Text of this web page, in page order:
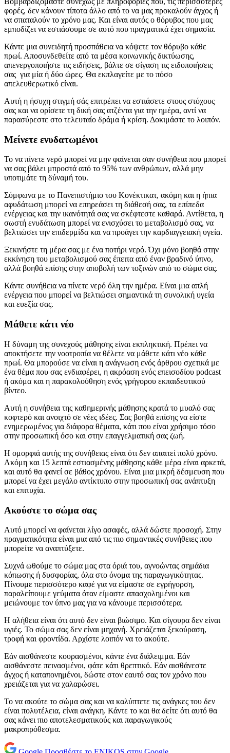
φορές, δεν κάνουν τίποτα άλλο από το να μας προκαλούν άγχος ή
να σπαταλούν το χρόνο μας. Και είναι αυτός ο θόρυβος που μας
εμποδίζει να εστιάσουμε σε αυτό που πραγματικά έχει σημασία.
Κάντε μια συνειδητή προσπάθεια να κόψετε τον θόρυβο κάθε
πρωί. Αποσυνδεθείτε από τα μέσα κοινωνικής δικτύωσης,
απενεργοποιήστε τις ειδήσεις, βάλτε σε σίγαση τις ειδοποιήσεις
σας για μία ή δύο ώρες. Θα εκπλαγείτε με το πόσο
απελευθερωτικό είναι.
Αυτή η ήσυχη στιγμή σάς επιτρέπει να εστιάσετε στους στόχους
σας και να ορίσετε τη δική σας ατζέντα για την ημέρα, αντί να
παρασύρεστε στο τελευταίο δράμα ή κρίση. Δοκιμάστε το λοιπόν.
Μείνετε ενυδατωμένοι
Το να πίνετε νερό μπορεί να μην φαίνεται σαν συνήθεια που μπορεί
να σας βάλει μπροστά από το 95% των ανθρώπων, αλλά μην
υποτιμάτε τη δύναμή του.
Σύμφωνα με το Πανεπιστήμιο του Κονέκτικατ, ακόμη και η ήπια
αφυδάτωση μπορεί να επηρεάσει τη διάθεσή σας, τα επίπεδα
ενέργειας και την ικανότητά σας να σκέφτεστε καθαρά. Αντίθετα, η
σωστή ενυδάτωση μπορεί να ενισχύσει το μεταβολισμό σας, να
βελτιώσει την επιδερμίδα και να προάγει την καρδιαγγειακή υγεία.
Ξεκινήστε τη μέρα σας με ένα ποτήρι νερό. Όχι μόνο βοηθά στην
εκκίνηση του μεταβολισμού σας έπειτα από έναν βραδινό ύπνο,
αλλά βοηθά επίσης στην αποβολή των τοξινών από το σώμα σας.
Κάντε συνήθεια να πίνετε νερό όλη την ημέρα. Είναι μια απλή
ενέργεια που μπορεί να βελτιώσει σημαντικά τη συνολική υγεία
και ευεξία σας.
Μάθετε κάτι νέο
Η δύναμη της συνεχούς μάθησης είναι εκπληκτική. Πρέπει να
αποκτήσετε την νοοτροπία να θέλετε να μάθετε κάτι νέο κάθε
πρωί. Θα μπορούσε να είναι η ανάγνωση ενός άρθρου σχετικά με
ένα θέμα που σας ενδιαφέρει, η ακρόαση ενός επεισοδίου podcast
ή ακόμα και η παρακολούθηση ενός γρήγορου εκπαιδευτικού
βίντεο.
Αυτή η συνήθεια της καθημερινής μάθησης κρατά το μυαλό σας
κοφτερό και ανοιχτό σε νέες ιδέες. Σας βοηθά επίσης να είστε
ενημερωμένος για διάφορα θέματα, κάτι που είναι χρήσιμο τόσο
στην προσωπική όσο και στην επαγγελματική σας ζωή.
Η ομορφιά αυτής της συνήθειας είναι ότι δεν απαιτεί πολύ χρόνο.
Ακόμη και 15 λεπτά εστιασμένης μάθησης κάθε μέρα είναι αρκετά,
και αυτό θα φανεί σε βάθος χρόνου. Είναι μια μικρή δέσμευση που
μπορεί να έχει μεγάλο αντίκτυπο στην προσωπική σας ανάπτυξη
και επιτυχία.
Ακούστε το σώμα σας
Αυτό μπορεί να φαίνεται λίγο ασαφές, αλλά δώστε προσοχή. Στην
πραγματικότητα είναι μια από τις πιο σημαντικές συνήθειες που
μπορείτε να αναπτύξετε.
Συχνά ωθούμε το σώμα μας στα όριά του, αγνοώντας σημάδια
κόπωσης ή δυσφορίας, όλα στο όνομα της παραγωγικότητας.
Πίνουμε περισσότερο καφέ για να είμαστε σε εγρήγορση,
παραλείπουμε γεύματα όταν είμαστε απασχολημένοι και
μειώνουμε τον ύπνο μας για να κάνουμε περισσότερα.
Η αλήθεια είναι ότι αυτό δεν είναι βιώσιμο. Και σίγουρα δεν είναι
υγιές. Το σώμα σας δεν είναι μηχανή. Χρειάζεται ξεκούραση,
τροφή και φροντίδα. Αρχίστε λοιπόν να το ακούτε.
Εάν αισθάνεστε κουρασμένοι, κάντε ένα διάλειμμα. Εάν
αισθάνεστε πεινασμένοι, φάτε κάτι θρεπτικό. Εάν αισθάνεστε
άγχος ή καταπονημένοι, δώστε στον εαυτό σας τον χρόνο που
χρειάζεται για να χαλαρώσει.
Το να ακούτε το σώμα σας και να καλύπτετε τις ανάγκες του δεν
είναι πολυτέλεια, είναι ανάγκη. Κάντε το και θα δείτε ότι αυτό θα
σας κάνει πιο αποτελεσματικούς και παραγωγικούς
μακροπρόθεσμα.